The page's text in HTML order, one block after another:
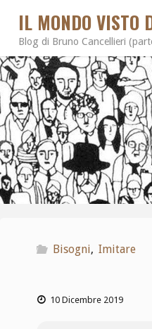
IL MONDO VISTO
Blog di Bruno Cancellieri
Bisogni, Imitare
10 Dicembre 2019